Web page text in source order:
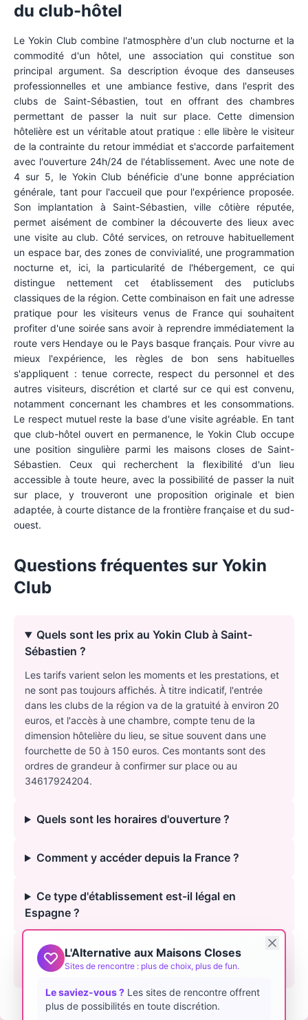
du club-hôtel
Le Yokin Club combine l'atmosphère d'un club nocturne et la
commodité d'un hôtel, une association qui constitue son
principal argument. Sa description évoque des danseuses
professionnelles et une ambiance festive, dans l'esprit des
clubs de Saint-Sébastien, tout en offrant des chambres
permettant de passer la nuit sur place. Cette dimension
hôtelière est un véritable atout pratique : elle libère le visiteur
de la contrainte du retour immédiat et s'accorde parfaitement
avec l'ouverture 24h/24 de l'établissement. Avec une note de
4 sur 5, le Yokin Club bénéficie d'une bonne appréciation
générale, tant pour l'accueil que pour l'expérience proposée.
Son implantation à Saint-Sébastien, ville côtière réputée,
permet aisément de combiner la découverte des lieux avec
une visite au club. Côté services, on retrouve habituellement
un espace bar, des zones de convivialité, une programmation
nocturne et, ici, la particularité de l'hébergement, ce qui
distingue nettement cet établissement des puticlubs
classiques de la région. Cette combinaison en fait une adresse
pratique pour les visiteurs venus de France qui souhaitent
profiter d'une soirée sans avoir à reprendre immédiatement la
route vers Hendaye ou le Pays basque français. Pour vivre au
mieux l'expérience, les règles de bon sens habituelles
s'appliquent : tenue correcte, respect du personnel et des
autres visiteurs, discrétion et clarté sur ce qui est convenu,
notamment concernant les chambres et les consommations.
Le respect mutuel reste la base d'une visite agréable. En tant
que club-hôtel ouvert en permanence, le Yokin Club occupe
une position singulière parmi les maisons closes de Saint-
Sébastien. Ceux qui recherchent la flexibilité d'un lieu
accessible à toute heure, avec la possibilité de passer la nuit
sur place, y trouveront une proposition originale et bien
adaptée, à courte distance de la frontière française et du sud-
ouest.
Questions fréquentes sur Yokin
Club
Quels sont les prix au Yokin Club à Saint-
Sébastien ?
Les tarifs varient selon les moments et les prestations, et
ne sont pas toujours affichés. À titre indicatif, l'entrée
dans les clubs de la région va de la gratuité à environ 20
euros, et l'accès à une chambre, compte tenu de la
dimension hôtelière du lieu, se situe souvent dans une
fourchette de 50 à 150 euros. Ces montants sont des
ordres de grandeur à confirmer sur place ou au
34617924204.
Quels sont les horaires d'ouverture ?
Comment y accéder depuis la France ?
Ce type d'établissement est-il légal en
Espagne ?
Le Yokin Club est-il le meilleur club de Saint-
Sébastien ?
L'Alternative aux Maisons Closes
Sites de rencontre : plus de choix, plus de fun.
Le saviez-vous ? Les sites de rencontre offrent
plus de possibilités en toute discrétion.